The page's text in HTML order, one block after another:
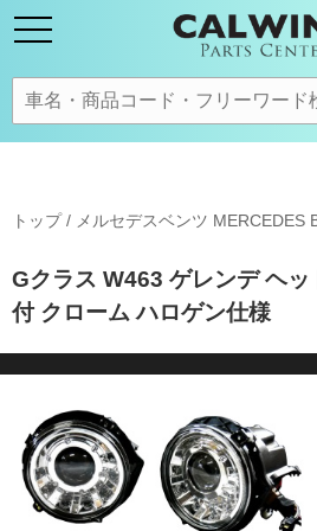
トップ/ メルセデスベンツ MERCEDES
Gクラス W463 ゲレンデ ヘ
付 クローム ハロゲン仕様